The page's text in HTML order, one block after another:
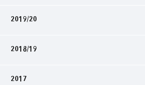
2019/20
2018/19
2017